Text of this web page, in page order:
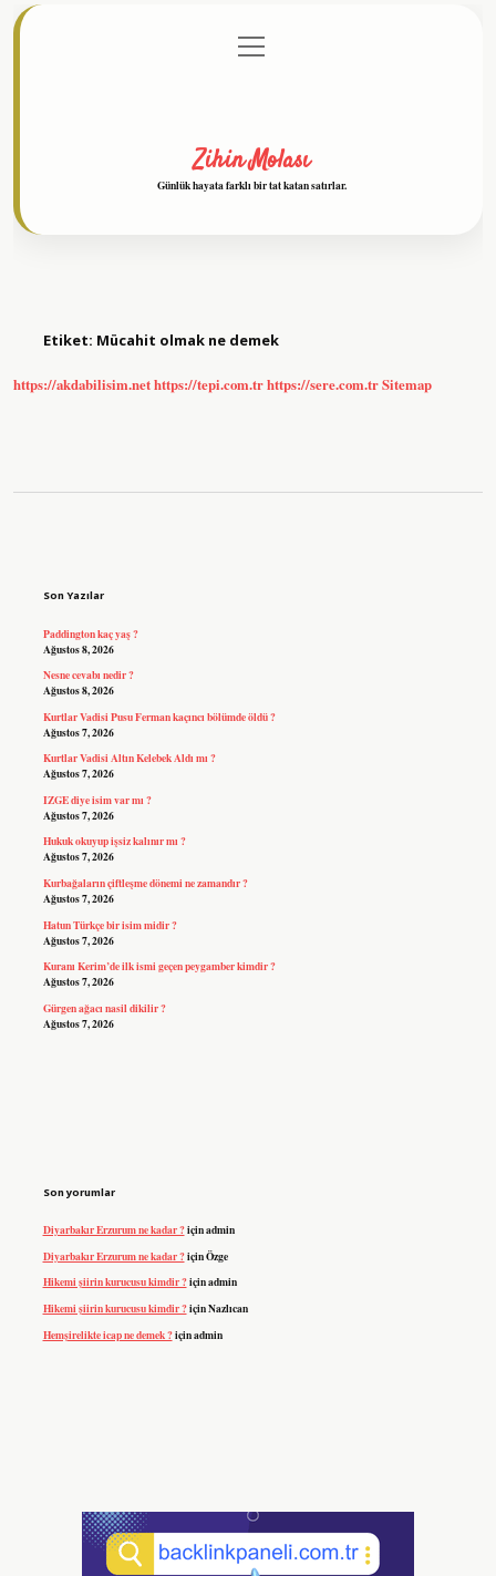
Gizlilik Politikası
menüyü
aç
Zihin Molası
Günlük hayata farklı bir tat katan satırlar.
Etiket: Mücahit olmak ne demek
https://akdabilisim.nethttps://tepi.com.trhttps://sere.com.trSitemap
Son Yazılar
Paddington kaç yaş ?
Ağustos 8, 2026
Nesne cevabı nedir ?
Ağustos 8, 2026
Kurtlar Vadisi Pusu Ferman kaçıncı bölümde öldü ?
Ağustos 7, 2026
Kurtlar Vadisi Altın Kelebek Aldı mı ?
Ağustos 7, 2026
IZGE diye isim var mı ?
Ağustos 7, 2026
Hukuk okuyup işsiz kalınır mı ?
Ağustos 7, 2026
Kurbağaların çiftleşme dönemi ne zamandır ?
Ağustos 7, 2026
Hatun Türkçe bir isim midir ?
Ağustos 7, 2026
Kuranı Kerim’de ilk ismi geçen peygamber kimdir ?
Ağustos 7, 2026
Gürgen ağacı nasil dikilir ?
Ağustos 7, 2026
Son yorumlar
Diyarbakır Erzurum ne kadar ?içinadmin
Diyarbakır Erzurum ne kadar ?içinÖzge
Hikemi şiirin kurucusu kimdir ?içinadmin
Hikemi şiirin kurucusu kimdir ?içinNazlıcan
Hemşirelikte icap ne demek ?içinadmin